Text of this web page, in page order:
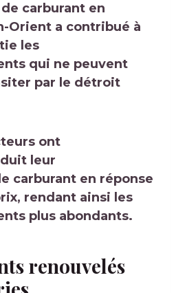
carburant en
Orient a contribué à
les
qui ne peuvent
par le détroit
ont
leur
carburant en réponse
rendant ainsi les
plus abondants.
renouvelés